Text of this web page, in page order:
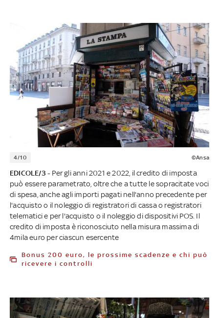
4/10 ©Ansa
EDICOLE/3 - Per gli anni 2021 e 2022, il credito di imposta
può essere parametrato, oltre che a tutte le sopracitate voci
di spesa, anche agli importi pagati nell'anno precedente per
l'acquisto o il noleggio di registratori di cassa o registratori
telematici e per l'acquisto o il noleggio di dispositivi POS. Il
credito di imposta è riconosciuto nella misura massima di
4mila euro per ciascun esercente
Bonus 200 euro, le prossime scadenze e chi può
ricevere i controlli